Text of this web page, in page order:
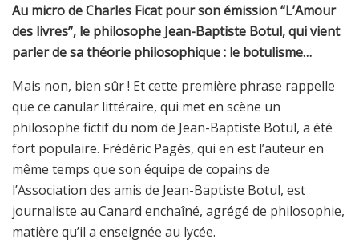
Au micro de Charles Ficat pour son émission “L’Amour
des livres”, le philosophe Jean-Baptiste Botul, qui vient
parler de sa théorie philosophique : le botulisme…
Mais non, bien sûr ! Et cette première phrase rappelle
que ce canular littéraire, qui met en scène un
philosophe fictif du nom de Jean-Baptiste Botul, a été
fort populaire. Frédéric Pagès, qui en est l’auteur en
même temps que son équipe de copains de
l’Association des amis de Jean-Baptiste Botul, est
journaliste au Canard enchaîné, agrégé de philosophie,
matière qu’il a enseignée au lycée.